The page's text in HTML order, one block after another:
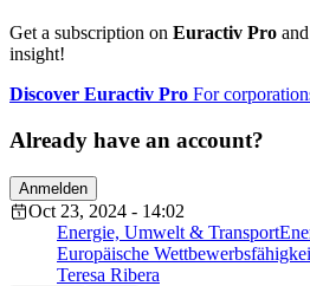
Get a subscription on Euractiv Pro
insight!
Discover Euractiv Pro For
Already have an account?
Anmelden
Oct 23, 2024 - 14:02
Energie, Umwelt & Transport
Europäische
Teresa Ribera